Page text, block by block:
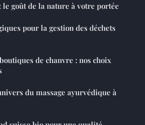
le goût de la nature à votre portée
pour la gestion des déchets
de chanvre : nos choix
du massage ayurvédique à